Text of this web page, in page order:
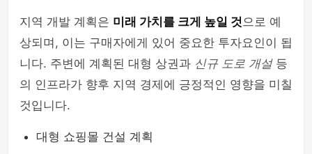
지역 개발 계획은 미래 가치를 크게 높일 것으로 예
상되며, 이는 구매자에게 있어 중요한 투자요인이 됩
니다. 주변에 계획된 대형 상권과 신규 도로 개설등
의 인프라가 향후 지역 경제에 긍정적인 영향을 미칠
것입니다.
대형 쇼핑몰 건설 계획